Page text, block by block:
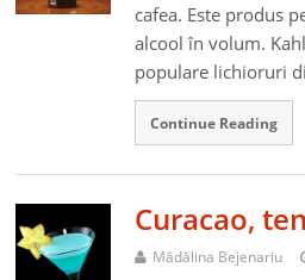
cafea. Este produs
alcool în volum.
populare lichioruri
Continue Reading
Curacao,
Mădălina Bejenariu